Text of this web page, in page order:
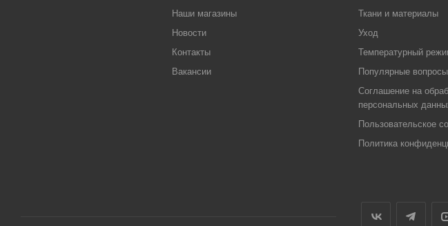
Наши магазины
Новости
Контакты
Вакансии
Ткани и материалы
Уход
Температурный
Популярные вопросы
Соглашение на
персональных
Пользовательское
Политика